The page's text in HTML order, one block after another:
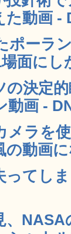
た動画 -
ポーラ
面に
の決定
動画 -
メラを
の動画
ってし
、